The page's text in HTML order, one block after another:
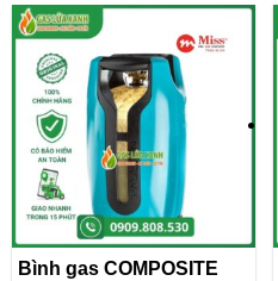
Bình gas COMPOSITE